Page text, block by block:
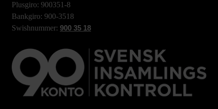
Plusgiro: 900351-8
Bankgiro: 900-3518
Swishnummer: 900 35 18